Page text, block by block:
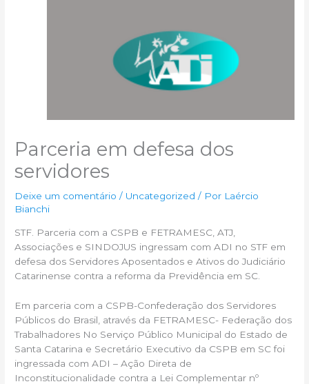
Parceria em defesa dos
servidores
Deixe um comentário / Uncategorized / Por Laércio
Bianchi
STF. Parceria com a CSPB e FETRAMESC, ATJ,
Associações e SINDOJUS ingressam com ADI no STF em
defesa dos Servidores Aposentados e Ativos do Judiciário
Catarinense contra a reforma da Previdência em SC.
Em parceria com a CSPB-Confederação dos Servidores
Públicos do Brasil, através da FETRAMESC- Federação dos
Trabalhadores No Serviço Público Municipal do Estado de
Santa Catarina e Secretário Executivo da CSPB em SC foi
ingressada com ADI – Ação Direta de
Inconstitucionalidade contra a Lei Complementar nº